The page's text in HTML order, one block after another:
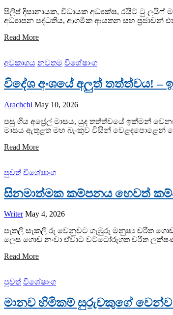
පිලිප් දිසානායක, විධායක අධ්‍යක්ෂ, රයිට් ටු
අධ්‍යාපන පද්ධතිය, ආගමික ආයතන සහ
Read More
අවකාශය නවතම විශේෂාංග
විදේශ අංශයේ අලුත් තත්ත්වය! –
Arachchi May 10, 2026
පසු ගිය අප්‍රේල් මාසය, යුද තත්ත්වයේ ඉක්මන්
මාසය ඇතුළත මහ බැංකුව විසින් වෙළඳපොළෙන්
Read More
පුවත් විශේෂාංග
සිනමාත්මක කම්පනය හෙවත්
Writer May 4, 2026
පැතලි සැකලි රූ වෙනුවට ගැඹුරු මනුෂ්‍ය චරිත
ලෙස ගොඩ නංවා ඒවාට වට්ටෝරුගත චරිත
Read More
පුවත් විශේෂාංග
මානව හිමිකම් සුරුවකුගේ වෙන්ව